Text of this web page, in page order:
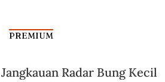
PREMIUM
Radar Bung Kecil